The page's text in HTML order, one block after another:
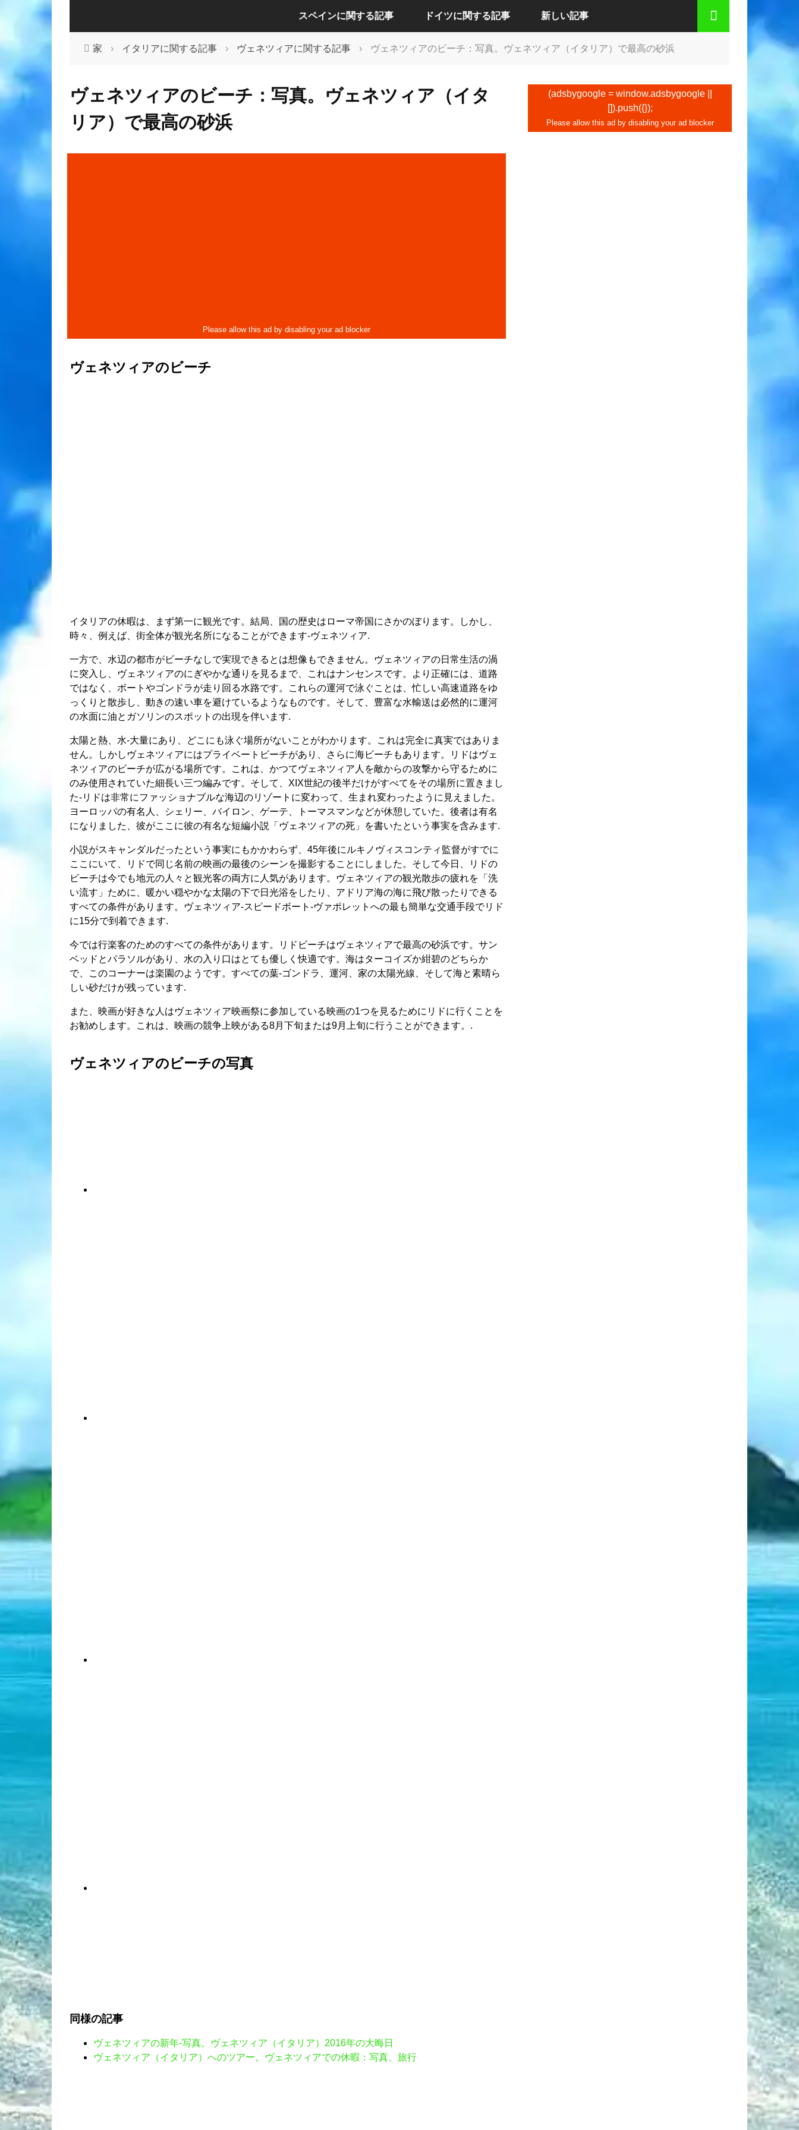
スペインに関する記事
セビリアに関する記事
ドイツに関する記事
ドレスデンに関する記事
新しい記事
家 › イタリアに関する記事 › ヴェネツィアに関する記事 › ヴェネツィアのビーチ：写真。ヴェネツィア（イタリア）で最高の砂浜
ヴェネツィアのビーチ：写真。ヴェネツィア（イタ
リア）で最高の砂浜
ヴェネツィアのビーチ
イタリアの休暇は、まず第一に観光です。結局、国の歴史はローマ帝国にさかのぼります。しかし、
時々、例えば、街全体が観光名所になることができます-ヴェネツィア.
一方で、水辺の都市がビーチなしで実現できるとは想像もできません。ヴェネツィアの日常生活の渦
に突入し、ヴェネツィアのにぎやかな通りを見るまで、これはナンセンスです。より正確には、道路
ではなく、ボートやゴンドラが走り回る水路です。これらの運河で泳ぐことは、忙しい高速道路をゆ
っくりと散歩し、動きの速い車を避けているようなものです。そして、豊富な水輸送は必然的に運河
の水面に油とガソリンのスポットの出現を伴います.
太陽と熱、水-大量にあり、どこにも泳ぐ場所がないことがわかります。これは完全に真実ではありま
せん。しかしヴェネツィアにはプライベートビーチがあり、さらに海ビーチもあります。リドはヴェ
ネツィアのビーチが広がる場所です。これは、かつてヴェネツィア人を敵からの攻撃から守るために
のみ使用されていた細長い三つ編みです。そして、XIX世紀の後半だけがすべてをその場所に置きまし
た-リドは非常にファッショナブルな海辺のリゾートに変わって、生まれ変わったように見えました。
ヨーロッパの有名人、シェリー、バイロン、ゲーテ、トーマスマンなどが休憩していた。後者は有名
になりました、彼がここに彼の有名な短編小説「ヴェネツィアの死」を書いたという事実を含みます.
小説がスキャンダルだったという事実にもかかわらず、45年後にルキノヴィスコンティ監督がすでに
ここにいて、リドで同じ名前の映画の最後のシーンを撮影することにしました。そして今日、リドの
ビーチは今でも地元の人々と観光客の両方に人気があります。ヴェネツィアの観光散歩の疲れを「洗
い流す」ために、暖かい穏やかな太陽の下で日光浴をしたり、アドリア海の海に飛び散ったりできる
すべての条件があります。ヴェネツィア-スピードボート-ヴァポレットへの最も簡単な交通手段でリド
に15分で到着できます.
今では行楽客のためのすべての条件があります。リドビーチはヴェネツィアで最高の砂浜です。サン
ベッドとパラソルがあり、水の入り口はとても優しく快適です。海はターコイズか紺碧のどちらか
で、このコーナーは楽園のようです。すべての葉-ゴンドラ、運河、家の太陽光線、そして海と素晴ら
しい砂だけが残っています.
また、映画が好きな人はヴェネツィア映画祭に参加している映画の1つを見るためにリドに行くことを
お勧めします。これは、映画の競争上映がある8月下旬または9月上旬に行うことができます。.
ヴェネツィアのビーチの写真
同様の記事
ヴェネツィアの新年-写真。ヴェネツィア（イタリア）2016年の大晦日
ヴェネツィア（イタリア）へのツアー。ヴェネツィアでの休暇：写真、旅行
(adsbygoogle = window.adsbygoogle ||
[]).push({});